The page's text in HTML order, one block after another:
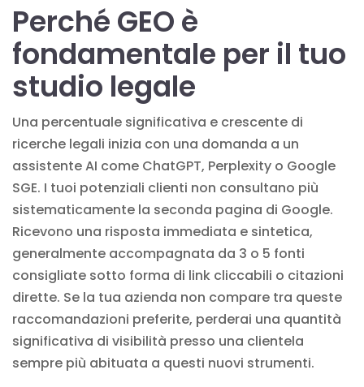
Perché GEO è
fondamentale per il tuo
studio legale
Una percentuale significativa e crescente di
ricerche legali inizia con una domanda a un
assistente AI come ChatGPT, Perplexity o Google
SGE. I tuoi potenziali clienti non consultano più
sistematicamente la seconda pagina di Google.
Ricevono una risposta immediata e sintetica,
generalmente accompagnata da 3 o 5 fonti
consigliate sotto forma di link cliccabili o citazioni
dirette. Se la tua azienda non compare tra queste
raccomandazioni preferite, perderai una quantità
significativa di visibilità presso una clientela
sempre più abituata a questi nuovi strumenti.